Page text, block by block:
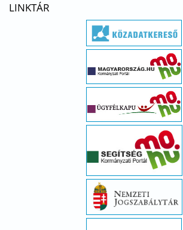
LINKTÁR